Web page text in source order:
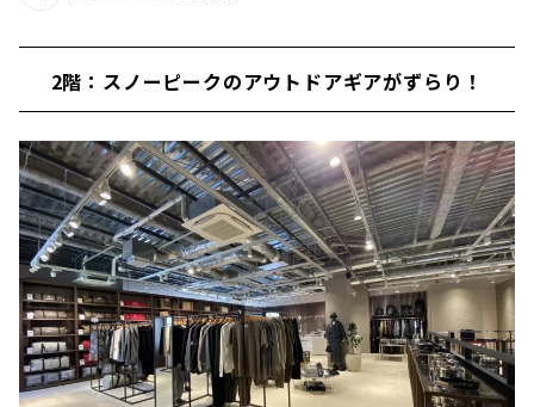
2階：スノーピークのアウトドアギアがずらり！